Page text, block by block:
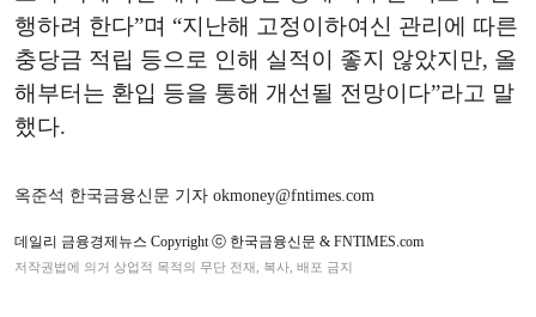
행하려 한다”며 “지난해 고정이하여신 관리에 따른
충당금 적립 등으로 인해 실적이 좋지 않았지만, 올
해부터는 환입 등을 통해 개선될 전망이다”라고 말
했다.
옥준석 한국금융신문 기자 okmoney@fntimes.com
데일리 금융경제뉴스 Copyright ⓒ 한국금융신문 & FNTIMES.com
저작권법에 의거 상업적 목적의 무단 전재, 복사, 배포 금지